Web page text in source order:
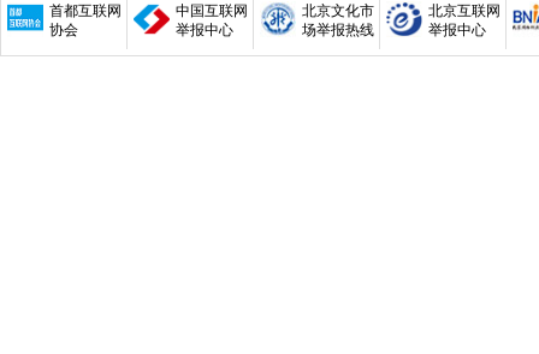
首都互联网
协会
中国互联网
举报中心
北京文化市
场举报热线
北京互联网
举报中心